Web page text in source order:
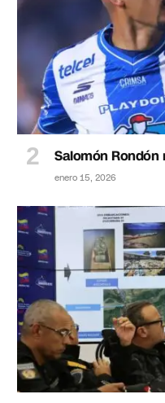
Salomón Rondón
enero 15, 2026